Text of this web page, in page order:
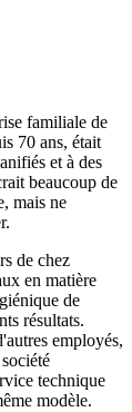
familiale de
70 ans, était
et à des
beaucoup de
mais ne
de chez
en matière
de
résultats.
employés,
technique
modèle.